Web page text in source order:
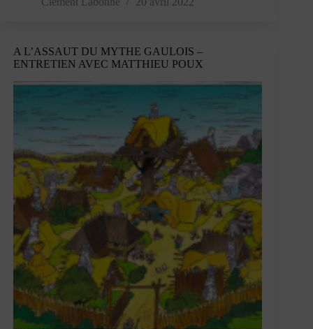
orbite
le
A L’ASSAUT DU MYTHE GAULOIS –
ENTRETIEN AVEC MATTHIEU POUX